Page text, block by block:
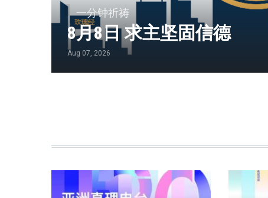
一分钟祈祷
8月8日 求主坚固信德
Aug 07, 2026